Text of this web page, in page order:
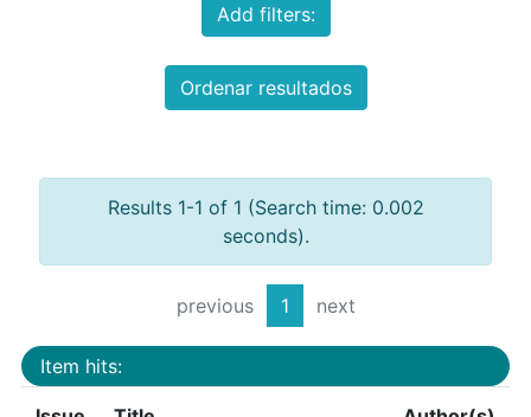
Add filters:
Ordenar resultados
Results 1-1 of 1 (Search time: 0.002
seconds).
previous 1 next
Item hits: